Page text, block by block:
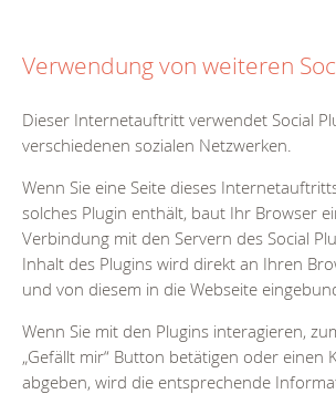
Verwendung von weiteren
Dieser Internetauftritt verwendet Social
verschiedenen sozialen Netzwerken.
Wenn Sie eine Seite dieses
solches Plugin enthält, baut Ihr Browser
Verbindung mit den Servern des Social
Inhalt des Plugins wird direkt an Ihren
und von diesem in die Webseite
Wenn Sie mit den Plugins interagieren,
„Gefällt mir“ Button betätigen oder einen
abgeben, wird die entsprechende